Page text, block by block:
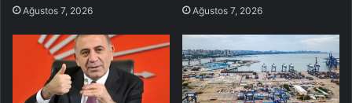
Ağustos 7, 2026 Ağustos 7, 2026